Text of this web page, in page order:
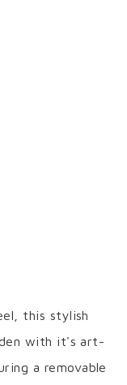
this stylish
with it's art-
a removable